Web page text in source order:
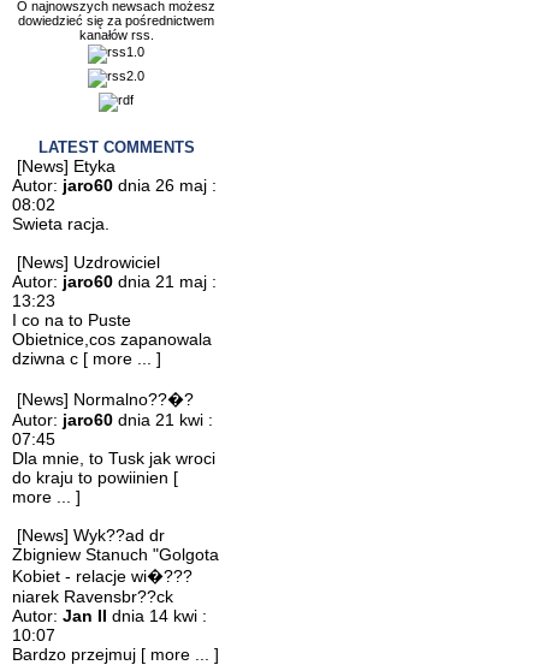
O najnowszych newsach możesz
dowiedzieć się za pośrednictwem
kanałów rss.
LATEST COMMENTS
[News] Etyka
Autor: jaro60 dnia 26 maj :
08:02
Swieta racja.
[News] Uzdrowiciel
Autor: jaro60 dnia 21 maj :
13:23
I co na to Puste
Obietnice,cos zapanowala
dziwna c [ more ... ]
[News] Normalno??�?
Autor: jaro60 dnia 21 kwi :
07:45
Dla mnie, to Tusk jak wroci
do kraju to powiinien [
more ... ]
[News] Wyk??ad dr
Zbigniew Stanuch "Golgota
Kobiet - relacje wi�???
niarek Ravensbr??ck
Autor: Jan II dnia 14 kwi :
10:07
Bardzo przejmuj [ more ... ]